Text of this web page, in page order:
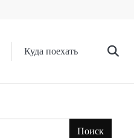
Куда поехать
Поиск